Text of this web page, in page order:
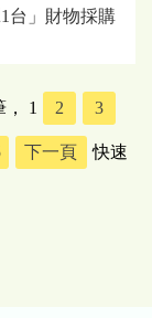
台」財物採購
1 2 3
下一頁
快速